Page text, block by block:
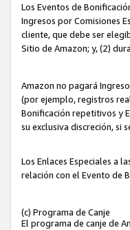
Los Eventos de
Ingresos por Comisiones
cliente, que debe ser
Sitio de Amazon; y, (2)
Amazon no pagará
(por ejemplo, registros
Bonificación repetitivos y
su exclusiva discreción, si
Los Enlaces Especiales a
relación con el Evento de
(c) Programa de Canje
El programa de canje de